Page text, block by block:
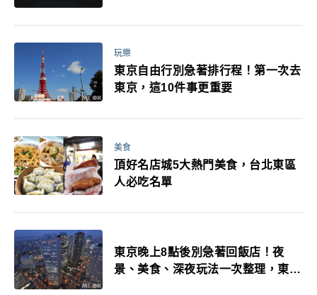
玩樂
東京自由行別急著排行程！第一次去
東京，這10件事更重要
美食
頂好名店城5大熱門美食，台北東區
人必吃名單
東京晚上8點後別急著回飯店！夜
景、美食、深夜玩法一次整理，東京